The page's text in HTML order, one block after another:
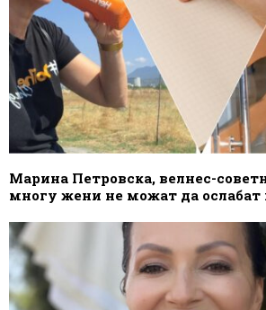
Марина Петровска, велнес-
многу жени не можат да ослабат